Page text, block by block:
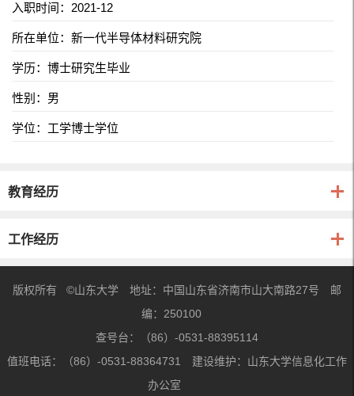
入职时间：2021-12
所在单位：新一代半导体材料研究院
学历：博士研究生毕业
性别：男
学位：工学博士学位
教育经历
工作经历
版权所有 ©山东大学 地址：中国山东省济南市山大南路27号 邮
编：250100
查号台：（86）-0531-88395114
值班电话：（86）-0531-88364731 建设维护：山东大学信息化工作
办公室